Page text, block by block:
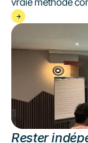
permettre à
de gagner en
Rester